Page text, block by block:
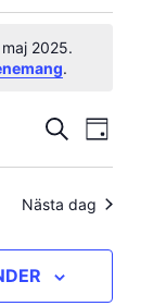
2025.
.
Search
and
Views
SÖK DAG
Nästa dag